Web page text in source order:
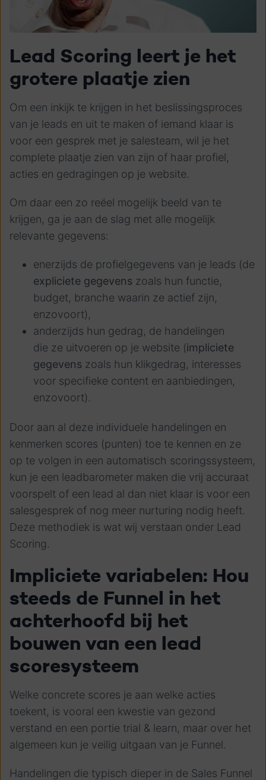
Lead Scoring leert je het
grotere plaatje zien
Om een inkijk te krijgen in het beslissingsproces
van je leads en uit te maken of iemand klaar is
voor een gesprek met je salesteam, wil je het
complete plaatje zien van zijn of haar profiel,
acties en gedragingen op je website.
Om daar een zo reëel mogelijk beeld van te
krijgen, ga je aan de slag met alle mogelijk
relevante gegevens:
enerzijds de profielgegevens van je leads (de
expliciete gegevens zoals hun functie,
budget, branche waarin ze actief zijn,
enzovoort),
anderzijds hun gedrag, de handelingen
die ze uitvoeren op je website (impliciete
gegevens zoals hun klikgedrag, interesses
voor specifieke content en aanbiedingen,
enzovoort).
Door aan al deze individuele handelingen en
kenmerken scores (punten) toe te kennen en ze
op te volgen in een automatisch scoringssysteem,
kun je een leadbarometer maken die vrij accuraat
voorspelt of een lead al dan niet klaar is voor een
salesgesprek of nog meer nurturing nodig heeft.
Deze methodiek is wat wij verstaan onder Lead
Scoring.
Impliciete variabelen: Hou
steeds de Funnel in het
achterhoofd bij het
bouwen van een lead
scoresysteem
Welke concrete scores je aan welke acties
toekent, is vooral een kwestie van gezond
verstand en een portie trial & learn, maar over het
algemeen kun je veilig uitgaan van je Funnel.
Handelingen die typisch dieper in de Sales Funnel